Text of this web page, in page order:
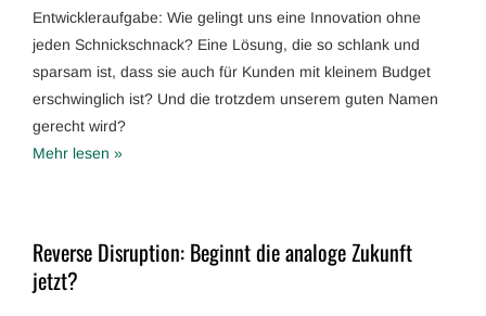
Entwickleraufgabe: Wie gelingt uns eine Innovation ohne
jeden Schnickschnack? Eine Lösung, die so schlank und
sparsam ist, dass sie auch für Kunden mit kleinem Budget
erschwinglich ist? Und die trotzdem unserem guten Namen
gerecht wird?
Mehr lesen »
Reverse Disruption: Beginnt die analoge Zukunft
jetzt?